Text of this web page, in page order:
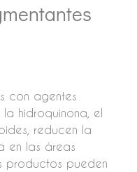
con agentes
la hidroquinona, el
reducen la
en las áreas
productos pueden